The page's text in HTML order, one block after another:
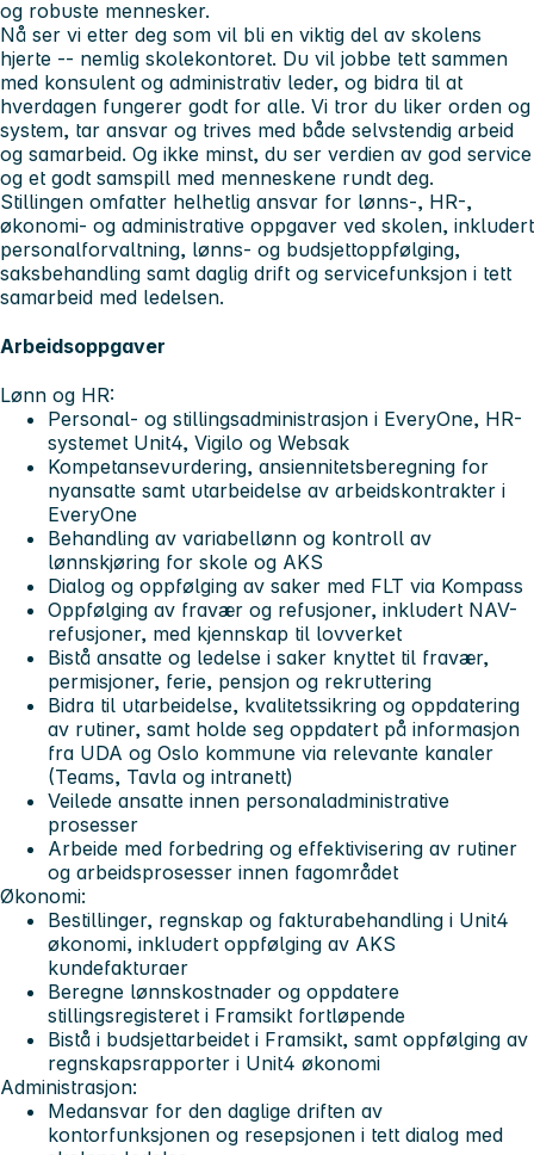
og robuste mennesker.
Nå ser vi etter deg som vil bli en viktig del av skolens
hjerte -- nemlig skolekontoret. Du vil jobbe tett sammen
med konsulent og administrativ leder, og bidra til at
hverdagen fungerer godt for alle. Vi tror du liker orden og
system, tar ansvar og trives med både selvstendig arbeid
og samarbeid. Og ikke minst, du ser verdien av god service
og et godt samspill med menneskene rundt deg.
Stillingen omfatter helhetlig ansvar for lønns-, HR-,
økonomi- og administrative oppgaver ved skolen, inkludert
personalforvaltning, lønns- og budsjettoppfølging,
saksbehandling samt daglig drift og servicefunksjon i tett
samarbeid med ledelsen.
Arbeidsoppgaver
Lønn og HR:
Personal- og stillingsadministrasjon i EveryOne, HR-
systemet Unit4, Vigilo og Websak
Kompetansevurdering, ansiennitetsberegning for
nyansatte samt utarbeidelse av arbeidskontrakter i
EveryOne
Behandling av variabellønn og kontroll av
lønnskjøring for skole og AKS
Dialog og oppfølging av saker med FLT via Kompass
Oppfølging av fravær og refusjoner, inkludert NAV-
refusjoner, med kjennskap til lovverket
Bistå ansatte og ledelse i saker knyttet til fravær,
permisjoner, ferie, pensjon og rekruttering
Bidra til utarbeidelse, kvalitetssikring og oppdatering
av rutiner, samt holde seg oppdatert på informasjon
fra UDA og Oslo kommune via relevante kanaler
(Teams, Tavla og intranett)
Veilede ansatte innen personaladministrative
prosesser
Arbeide med forbedring og effektivisering av rutiner
og arbeidsprosesser innen fagområdet
Økonomi:
Bestillinger, regnskap og fakturabehandling i Unit4
økonomi, inkludert oppfølging av AKS
kundefakturaer
Beregne lønnskostnader og oppdatere
stillingsregisteret i Framsikt fortløpende
Bistå i budsjettarbeidet i Framsikt, samt oppfølging av
regnskapsrapporter i Unit4 økonomi
Administrasjon:
Medansvar for den daglige driften av
kontorfunksjonen og resepsjonen i tett dialog med